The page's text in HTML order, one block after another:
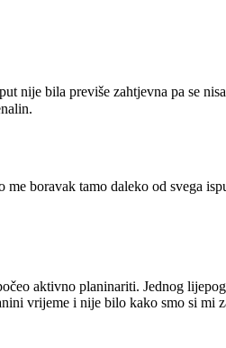
nije bila previše zahtjevna pa se
boravak tamo daleko od svega
aktivno planinariti. Jednog
vrijeme i nije bilo kako smo si mi